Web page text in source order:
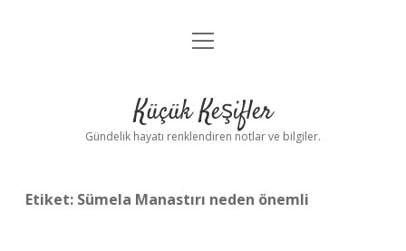
Anasayfa
Yasal Uyarı
menüyü
Küçük Keşifler
Gündelik hayatı renklendiren notlar ve bilgiler.
Etiket: Sümela Manastırı neden önemli